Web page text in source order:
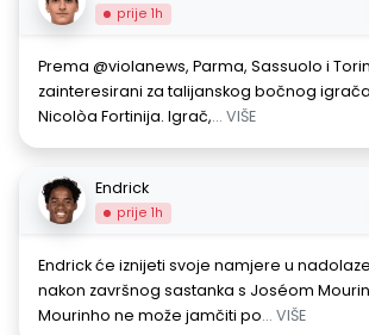
prije 1h
Prema @violanews, Parma, Sassuolo i
zainteresirani za talijanskog bočnog
Nicolòa Fortinija. Igrač,... VIŠE
Endrick
prije 1h
Endrick će iznijeti svoje namjere u
nakon završnog sastanka s Joséom
Mourinho ne može jamčiti po... VIŠE